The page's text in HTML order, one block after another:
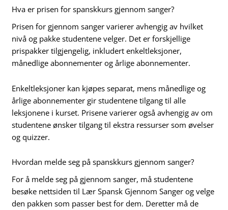
Hva er prisen for spanskkurs gjennom sanger?
Prisen for gjennom sanger varierer avhengig av hvilket
nivå og pakke studentene velger. Det er forskjellige
prispakker tilgjengelig, inkludert enkeltleksjoner,
månedlige abonnementer og årlige abonnementer.
Enkeltleksjoner kan kjøpes separat, mens månedlige og
årlige abonnementer gir studentene tilgang til alle
leksjonene i kurset. Prisene varierer også avhengig av om
studentene ønsker tilgang til ekstra ressurser som øvelser
og quizzer.
Hvordan melde seg på spanskkurs gjennom sanger?
For å melde seg på gjennom sanger, må studentene
besøke nettsiden til Lær Spansk Gjennom Sanger og velge
den pakken som passer best for dem. Deretter må de